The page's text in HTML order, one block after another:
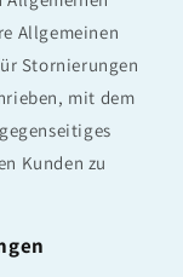
Allgemeinen
Stornierungen
mit dem
Kunden zu